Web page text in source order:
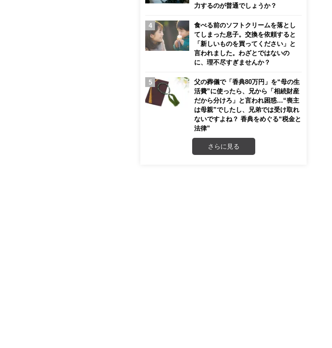
力するのが普通でしょうか？
食べる前のソフトクリームを落とし
てしまった息子。交換を依頼すると
「新しいものを買ってください」と
言われました。わざとではないの
に、理不尽すぎませんか？
父の葬儀で「香典80万円」を“母の生
活費”に使ったら、兄から「相続財産
だから分けろ」と言われ困惑…“喪主
は母親”でしたし、兄弟では受け取れ
ないですよね？ 香典をめぐる“税金と
法律”
さらに見る